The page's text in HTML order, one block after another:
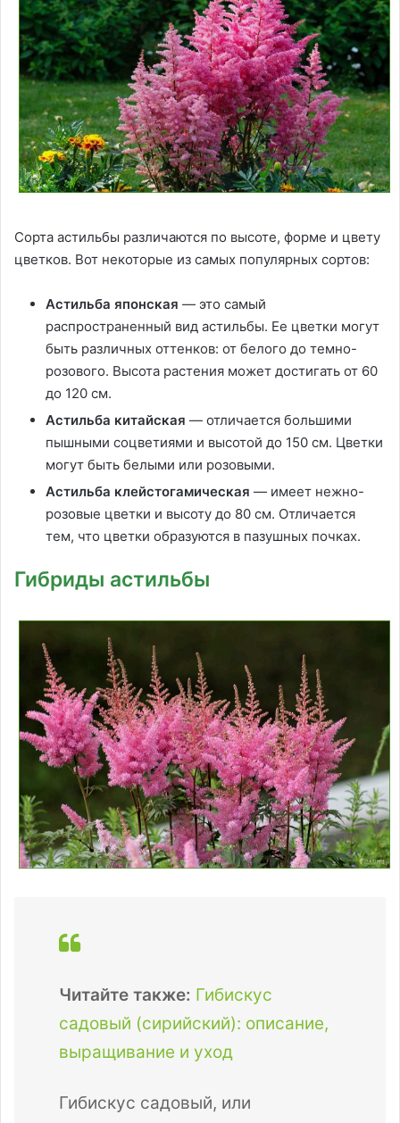
Сорта астильбы различаются по высоте, форме и цвету
цветков. Вот некоторые из самых популярных сортов:
Астильба японская — это самый
распространенный вид астильбы. Ее цветки могут
быть различных оттенков: от белого до темно-
розового. Высота растения может достигать от 60
до 120 см.
Астильба китайская — отличается большими
пышными соцветиями и высотой до 150 см. Цветки
могут быть белыми или розовыми.
Астильба клейстогамическая — имеет нежно-
розовые цветки и высоту до 80 см. Отличается
тем, что цветки образуются в пазушных почках.
Гибриды астильбы
Читайте также: Гибискус
садовый (сирийский): описание,
выращивание и уход
Гибискус садовый, или